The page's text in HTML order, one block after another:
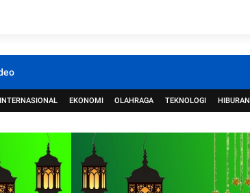
INTERNASIONAL EKONOMI OLAHRAGA TEKNOLOGI HIBURAN